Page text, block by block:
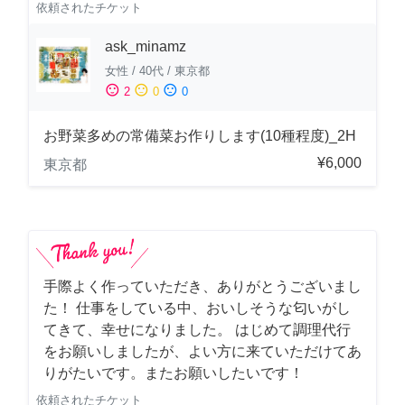
依頼されたチケット
ask_minamz
女性 / 40代 / 東京都
sentiment_satisfied 2 sentiment_neutral 0 sentiment_dissatisfied 0
お野菜多めの常備菜お作りします(10種程度)_2H
東京都
¥6,000
手際よく作っていただき、ありがとうございまし
た！ 仕事をしている中、おいしそうな匂いがし
てきて、幸せになりました。 はじめて調理代行
をお願いしましたが、よい方に来ていただけてあ
りがたいです。またお願いしたいです！
依頼されたチケット